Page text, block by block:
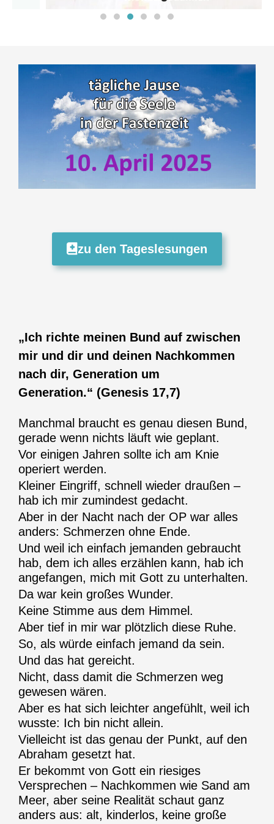
zu den Tageslesungen
„Ich richte meinen Bund auf zwischen
mir und dir und deinen Nachkommen
nach dir, Generation um
Generation.“ (Genesis 17,7)
Manchmal braucht es genau diesen Bund,
gerade wenn nichts läuft wie geplant.
Vor einigen Jahren sollte ich am Knie
operiert werden.
Kleiner Eingriff, schnell wieder draußen –
hab ich mir zumindest gedacht.
Aber in der Nacht nach der OP war alles
anders: Schmerzen ohne Ende.
Und weil ich einfach jemanden gebraucht
hab, dem ich alles erzählen kann, hab ich
angefangen, mich mit Gott zu unterhalten.
Da war kein großes Wunder.
Keine Stimme aus dem Himmel.
Aber tief in mir war plötzlich diese Ruhe.
So, als würde einfach jemand da sein.
Und das hat gereicht.
Nicht, dass damit die Schmerzen weg
gewesen wären.
Aber es hat sich leichter angefühlt, weil ich
wusste: Ich bin nicht allein.
Vielleicht ist das genau der Punkt, auf den
Abraham gesetzt hat.
Er bekommt von Gott ein riesiges
Versprechen – Nachkommen wie Sand am
Meer, aber seine Realität schaut ganz
anders aus: alt, kinderlos, keine große